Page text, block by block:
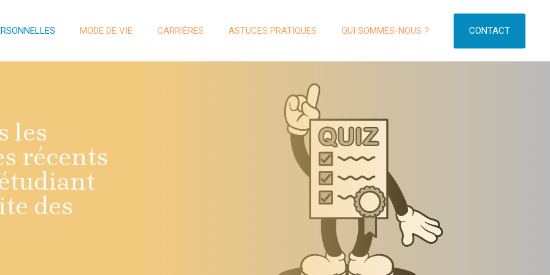
MODE DE VIE CARRIÈRES ASTUCES PRATIQUES QUI SOMMES-NOUS ? CONTACT
les
récents
des